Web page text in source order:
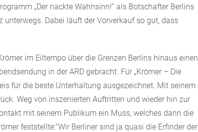
„Der nackte Wahnsinn!“ als Botschafter Berlins
unterwegs. Dabei läuft der Vorverkauf so gut, dass
im Eiltempo über die Grenzen Berlins hinaus einen
in der ARD gebracht. Für „Krömer – Die
für die beste Unterhaltung ausgezeichnet. Mit seinem
Weg von inszenierten Auftritten und wieder hin zur
mit seinem Publikum ein Muss, welches dann die
feststellte:“Wir Berliner sind ja quasi die Erfinder der